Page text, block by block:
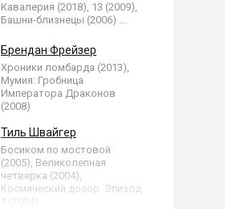
Кавалерия (2018), 13 (2009),
Башни-близнецы (2006) ...
Брендан Фрейзер
Хроники ломбарда (2013),
Мумия: Гробница
Императора Драконов
(2008)
Тиль Швайгер
Босиком по мостовой
(2005), Великолепная
четверка (2004),
Космический дозор. Эпизод
1 (2004)